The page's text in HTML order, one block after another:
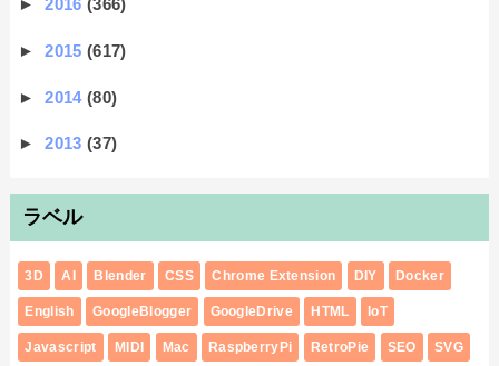
►2016(366)
►2015(617)
►2014(80)
►2013(37)
ラベル
3D AI Blender CSS Chrome Extension DIY Docker
English GoogleBlogger GoogleDrive HTML IoT
Javascript MIDI Mac RaspberryPi RetroPie SEO SVG